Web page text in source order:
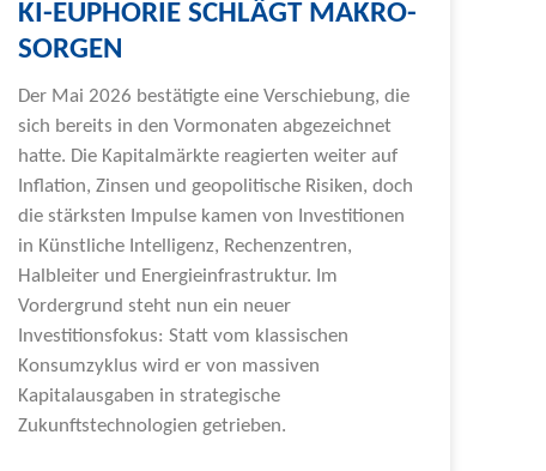
KI-EUPHORIE SCHLÄGT MAKRO-
SORGEN
Der Mai 2026 bestätigte eine Verschiebung, die
sich bereits in den Vormonaten abgezeichnet
hatte. Die Kapitalmärkte reagierten weiter auf
Inflation, Zinsen und geopolitische Risiken, doch
die stärksten Impulse kamen von Investitionen
in Künstliche Intelligenz, Rechenzentren,
Halbleiter und Energieinfrastruktur. Im
Vordergrund steht nun ein neuer
Investitionsfokus: Statt vom klassischen
Konsumzyklus wird er von massiven
Kapitalausgaben in strategische
Zukunftstechnologien getrieben.